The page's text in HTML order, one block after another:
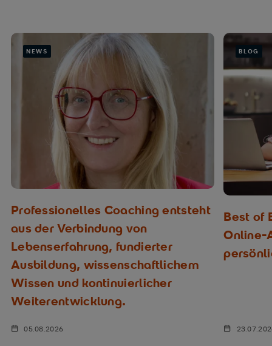
NEWS
Professionelles Coaching entsteht
aus der Verbindung von
Lebenserfahrung, fundierter
Ausbildung, wissenschaftlichem
Wissen und kontinuierlicher
Weiterentwicklung.
05.08.2026
BLOG
Best of
Online-